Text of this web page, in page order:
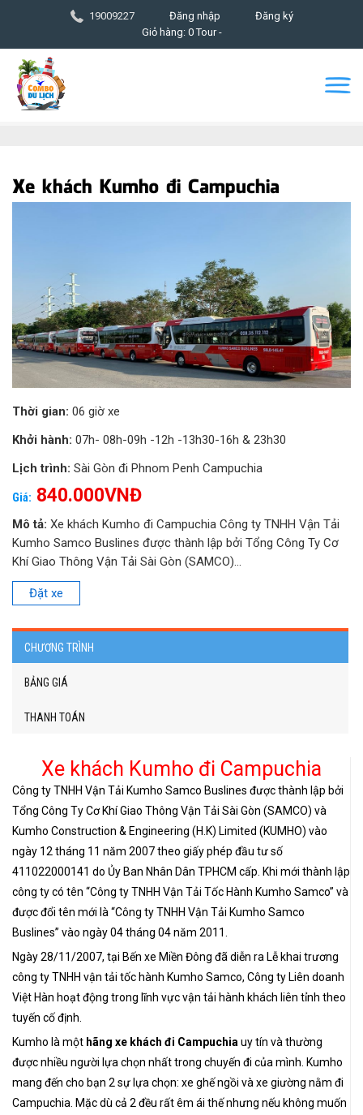
19009227 Đăng nhập
Đăng ký
Giỏ hàng: 0 Tour -
Xe khách Kumho đi Campuchia
Thời gian: 06 giờ xe
Khởi hành: 07h- 08h-09h -12h -13h30-16h & 23h30
Lịch trình: Sài Gòn đi Phnom Penh Campuchia
Giá: 840.000VNĐ
Mô tả: Xe khách Kumho đi Campuchia Công ty TNHH Vận Tải
Kumho Samco Buslines được thành lập bởi Tổng Công Ty Cơ
Khí Giao Thông Vận Tải Sài Gòn (SAMCO)...
Đặt xe
CHƯƠNG TRÌNH
BẢNG GIÁ
THANH TOÁN
Xe khách Kumho đi Campuchia
Công ty TNHH Vận Tải Kumho Samco Buslines được thành lập bởi
Tổng Công Ty Cơ Khí Giao Thông Vận Tải Sài Gòn (SAMCO) và
Kumho Construction & Engineering (H.K) Limited (KUMHO) vào
ngày 12 tháng 11 năm 2007 theo giấy phép đầu tư số
411022000141 do Ủy Ban Nhân Dân TPHCM cấp. Khi mới thành lập
công ty có tên “Công ty TNHH Vận Tải Tốc Hành Kumho Samco” và
được đổi tên mới là “Công ty TNHH Vận Tải Kumho Samco
Buslines” vào ngày 04 tháng 04 năm 2011.
Ngày 28/11/2007, tại Bến xe Miền Đông đã diễn ra Lễ khai trương
công ty TNHH vận tải tốc hành Kumho Samco, Công ty Liên doanh
Việt Hàn hoạt động trong lĩnh vực vận tải hành khách liên tỉnh theo
tuyến cố định.
Kumho là một hãng xe khách đi Campuchia uy tín và thường
được nhiều người lựa chọn nhất trong chuyến đi của mình. Kumho
mang đến cho bạn 2 sự lựa chọn: xe ghế ngồi và xe giường nằm đi
Campuchia. Mặc dù cả 2 đều rất êm ái thế nhưng nếu không muốn